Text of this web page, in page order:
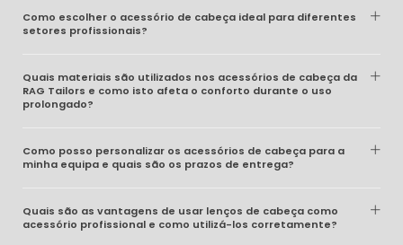
Como escolher o acessório de cabeça ideal para diferentes
setores profissionais?
Quais materiais são utilizados nos acessórios de cabeça da
RAG Tailors e como isto afeta o conforto durante o uso
prolongado?
Como posso personalizar os acessórios de cabeça para a
minha equipa e quais são os prazos de entrega?
Quais são as vantagens de usar lenços de cabeça como
acessório profissional e como utilizá-los corretamente?